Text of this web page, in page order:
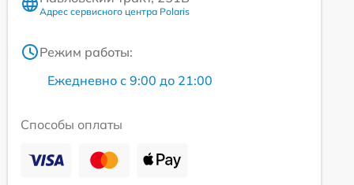
Адрес сервисного центра Polaris
Режим работы:
Ежедневно с 9:00 до 21:00
Способы оплаты